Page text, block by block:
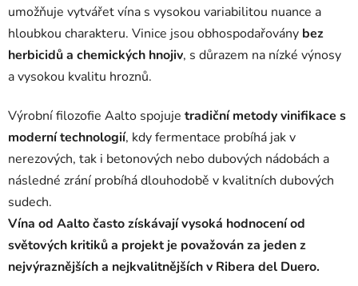
umožňuje vytvářet vína s vysokou variabilitou nuance a
hloubkou charakteru. Vinice jsou obhospodařovány bez
herbicidů a chemických hnojiv, s důrazem na nízké výnosy
a vysokou kvalitu hroznů.
Výrobní filozofie Aalto spojuje tradiční metody vinifikace s
moderní technologií, kdy fermentace probíhá jak v
nerezových, tak i betonových nebo dubových nádobách a
následné zrání probíhá dlouhodobě v kvalitních dubových
sudech.
Vína od Aalto často získávají vysoká hodnocení od
světových kritiků a projekt je považován za jeden z
nejvýraznějších a nejkvalitnějších v Ribera del Duero.